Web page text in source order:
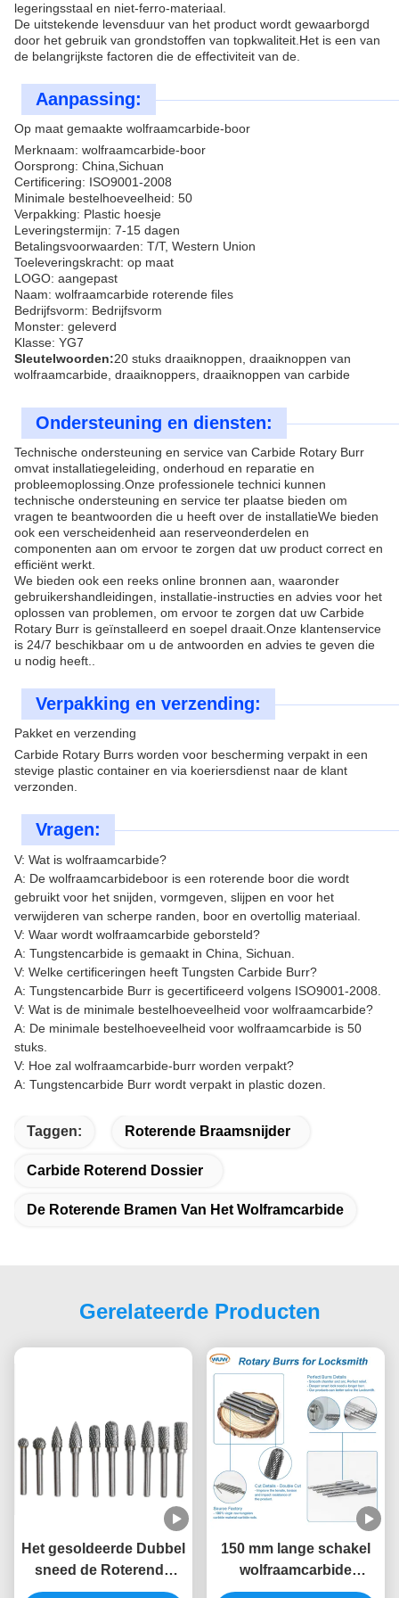
legeringsstaal en niet-ferro-materiaal.
De uitstekende levensduur van het product wordt gewaarborgd
door het gebruik van grondstoffen van topkwaliteit.Het is een van
de belangrijkste factoren die de effectiviteit van de.
Aanpassing:
Op maat gemaakte wolfraamcarbide-boor
Merknaam: wolfraamcarbide-boor
Oorsprong: China,Sichuan
Certificering: ISO9001-2008
Minimale bestelhoeveelheid: 50
Verpakking: Plastic hoesje
Leveringstermijn: 7-15 dagen
Betalingsvoorwaarden: T/T, Western Union
Toeleveringskracht: op maat
LOGO: aangepast
Naam: wolfraamcarbide roterende files
Bedrijfsvorm: Bedrijfsvorm
Monster: geleverd
Klasse: YG7
Sleutelwoorden:20 stuks draaiknoppen, draaiknoppen van
wolfraamcarbide, draaiknoppers, draaiknoppen van carbide
Ondersteuning en diensten:
Technische ondersteuning en service van Carbide Rotary Burr
omvat installatiegeleiding, onderhoud en reparatie en
probleemoplossing.Onze professionele technici kunnen
technische ondersteuning en service ter plaatse bieden om
vragen te beantwoorden die u heeft over de installatieWe bieden
ook een verscheidenheid aan reserveonderdelen en
componenten aan om ervoor te zorgen dat uw product correct en
efficiënt werkt.
We bieden ook een reeks online bronnen aan, waaronder
gebruikershandleidingen, installatie-instructies en advies voor het
oplossen van problemen, om ervoor te zorgen dat uw Carbide
Rotary Burr is geïnstalleerd en soepel draait.Onze klantenservice
is 24/7 beschikbaar om u de antwoorden en advies te geven die
u nodig heeft..
Verpakking en verzending:
Pakket en verzending
Carbide Rotary Burrs worden voor bescherming verpakt in een
stevige plastic container en via koeriersdienst naar de klant
verzonden.
Vragen:
V: Wat is wolfraamcarbide?
A: De wolfraamcarbideboor is een roterende boor die wordt
gebruikt voor het snijden, vormgeven, slijpen en voor het
verwijderen van scherpe randen, boor en overtollig materiaal.
V: Waar wordt wolfraamcarbide geborsteld?
A: Tungstencarbide is gemaakt in China, Sichuan.
V: Welke certificeringen heeft Tungsten Carbide Burr?
A: Tungstencarbide Burr is gecertificeerd volgens ISO9001-2008.
V: Wat is de minimale bestelhoeveelheid voor wolfraamcarbide?
A: De minimale bestelhoeveelheid voor wolfraamcarbide is 50
stuks.
V: Hoe zal wolfraamcarbide-burr worden verpakt?
A: Tungstencarbide Burr wordt verpakt in plastic dozen.
Taggen: Roterende Braamsnijder
Carbide Roterend Dossier
De Roterende Bramen Van Het Wolframcarbide
Gerelateerde Producten
Het gesoldeerde Dubbel
sneed de Roterende
Bramen van het
150 mm lange schakel
wolfraamcarbide
draaiburrs voor diep